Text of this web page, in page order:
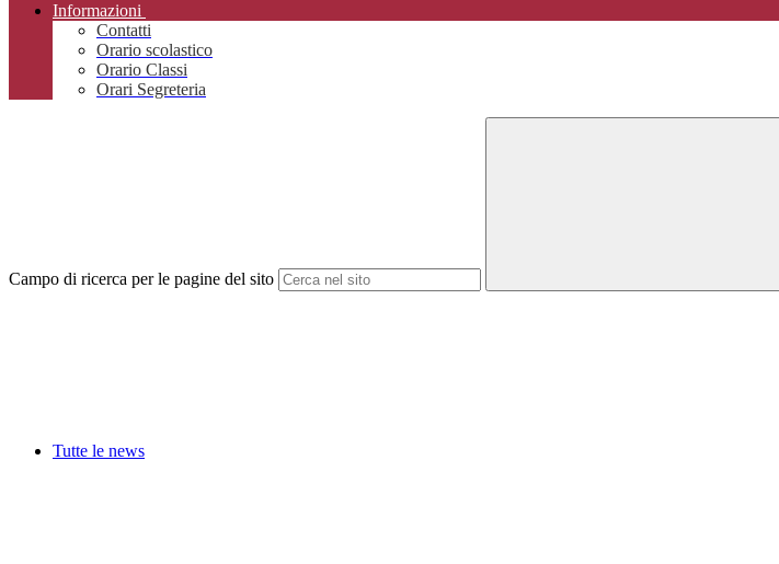
Informazioni
Contatti
Orario scolastico
Orario Classi
Orari Segreteria
Campo di ricerca per le pagine del sito
Tutte le news